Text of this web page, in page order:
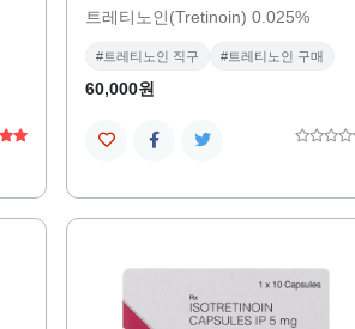
트레티노인(Tretinoin) 0.025%
#트레티노인 직구 #트레티노인 구매
60,000원